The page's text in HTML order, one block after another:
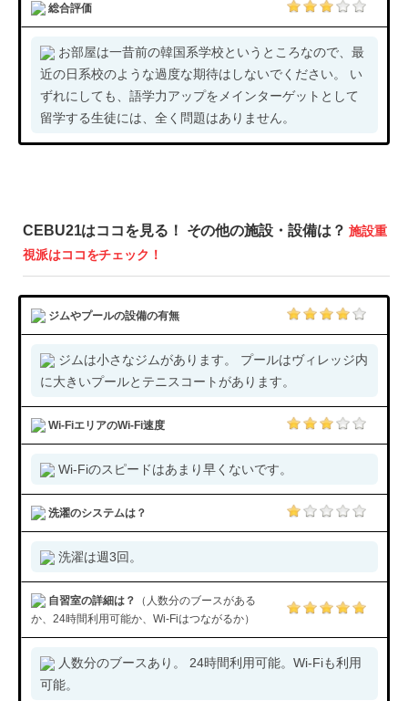
総合評価
お部屋は一昔前の韓国系学校というところなので、最
近の日系校のような過度な期待はしないでください。 い
ずれにしても、語学力アップをメインターゲットとして
留学する生徒には、全く問題はありません。
CEBU21はココを見る！ その他の施設・設備は？施設重
視派はココをチェック！
ジムやプールの設備の有無
ジムは小さなジムがあります。 プールはヴィレッジ内
に大きいプールとテニスコートがあります。
Wi-FiエリアのWi-Fi速度
Wi-Fiのスピードはあまり早くないです。
洗濯のシステムは？
洗濯は週3回。
自習室の詳細は？
（人数分のブースがある
か、24時間利用可能か、Wi-Fiはつながるか）
人数分のブースあり。 24時間利用可能。Wi-Fiも利用
可能。